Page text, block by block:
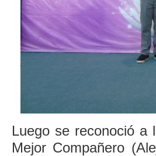
Luego se reconoció a
Mejor Compañero